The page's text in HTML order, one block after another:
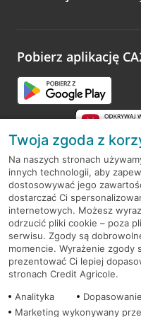
opinie.
Pobierz aplikację
RODO
Regulamin serwisu
Mapa serwisu
PolitykaCookies
Twoja zgoda z
Na naszych stronach
innych technologii, aby
dostosowywać jego
dostarczać Ci
internetowych. Możesz
odrzucić pliki cookie – poza
serwisu. Zgody są
momencie. Wyrażenie zgody
prezentować Ci lepiej
stronach Credit Agricole.
Analityka
Marketing wykonywany